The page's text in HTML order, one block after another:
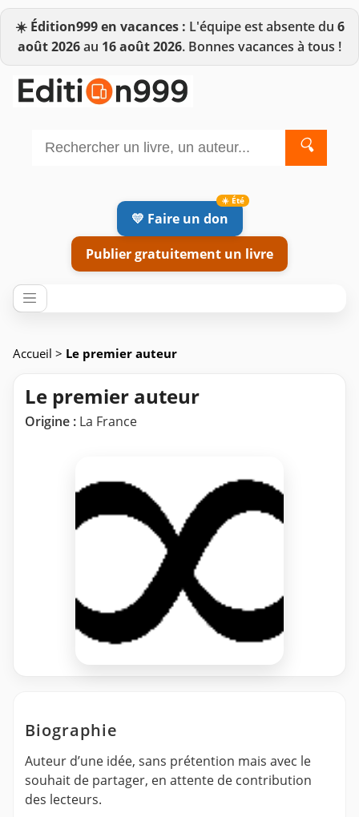
☀️ Édition999 en vacances : L'équipe est absente du 6
août 2026au 16 août 2026. Bonnes vacances à tous !
🔍
💛 Faire un don
Publier gratuitement un livre
Accueil > Le premier auteur
Le premier auteur
Origine : La France
Biographie
Auteur d’une idée, sans prétention mais avec le
souhait de partager, en attente de contribution
des lecteurs.